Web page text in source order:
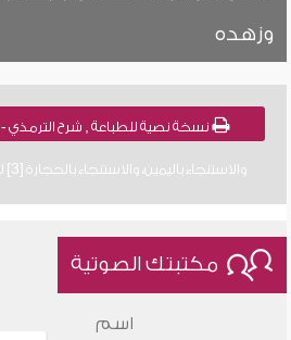
وزهده
نسخة نصية للطباعة , شرح الترمذي -
والاستنجاء باليمين، والاستنجاء بالحجارة [3] للشيخ : عبد الرحيم الطحان
مكتبتك الصوتية
اسم